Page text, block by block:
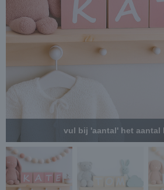
vul bij 'aantal' het aantal